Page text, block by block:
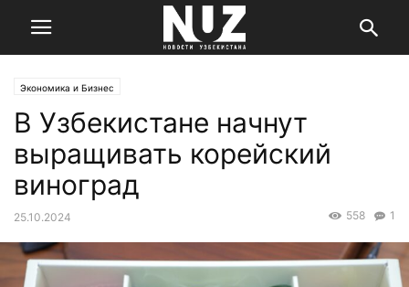
Экономика и Бизнес
В Узбекистане начнут
выращивать корейский
виноград
25.10.2024 1
558